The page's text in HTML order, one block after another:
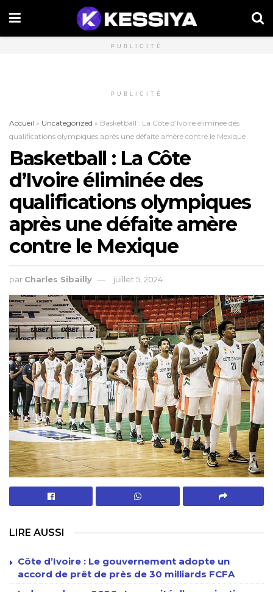
PUBLICITÉ
PUBLICITÉ
Accueil » Uncategorized » Basketball : La Côte d’Ivoire éliminée des
qualifications olympiques après une défaite amère contre le Mexique
Basketball : La Côte
d’Ivoire éliminée des
qualifications olympiques
après une défaite amère
contre le Mexique
par Charles Sibailly juillet 5, 2024
LIRE AUSSI
Côte d’Ivoire : Le gouvernement adopte un
accord de prêt de près de 30 milliards FCFA